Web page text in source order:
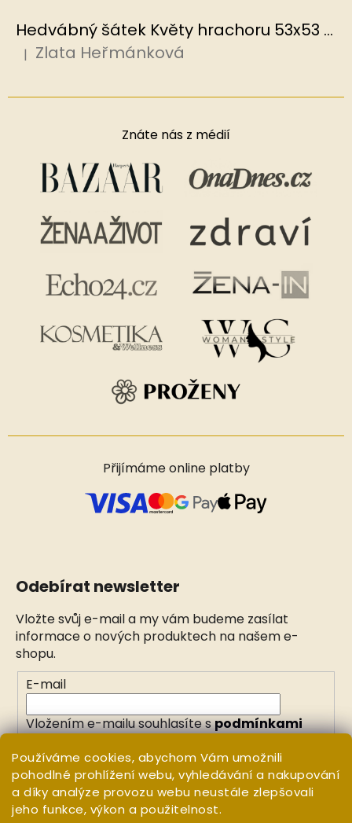
Používáme cookies, abychom Vám umožnili
pohodlné prohlížení webu, vyhledávání a nakupování
a díky analýze provozu webu neustále zlepšovali
jeho funkce, výkon a použitelnost.
Hedvábný šátek Květy hrachoru 53x53 cm v dárkovém balení, HEDVÁBNÝ SVĚT
Hodnocení produktu je 5 z 5 hvězdiček.
| Zlata Heřmánková
Znáte nás z médií
Přijímáme online platby
Odebírat newsletter
Vložte svůj e-mail a my vám budeme zasílat
informace o nových produktech na našem e-
shopu.
E-mail
Vložením e-mailu souhlasíte spodmínkami
PŘIHLÁSIT SE